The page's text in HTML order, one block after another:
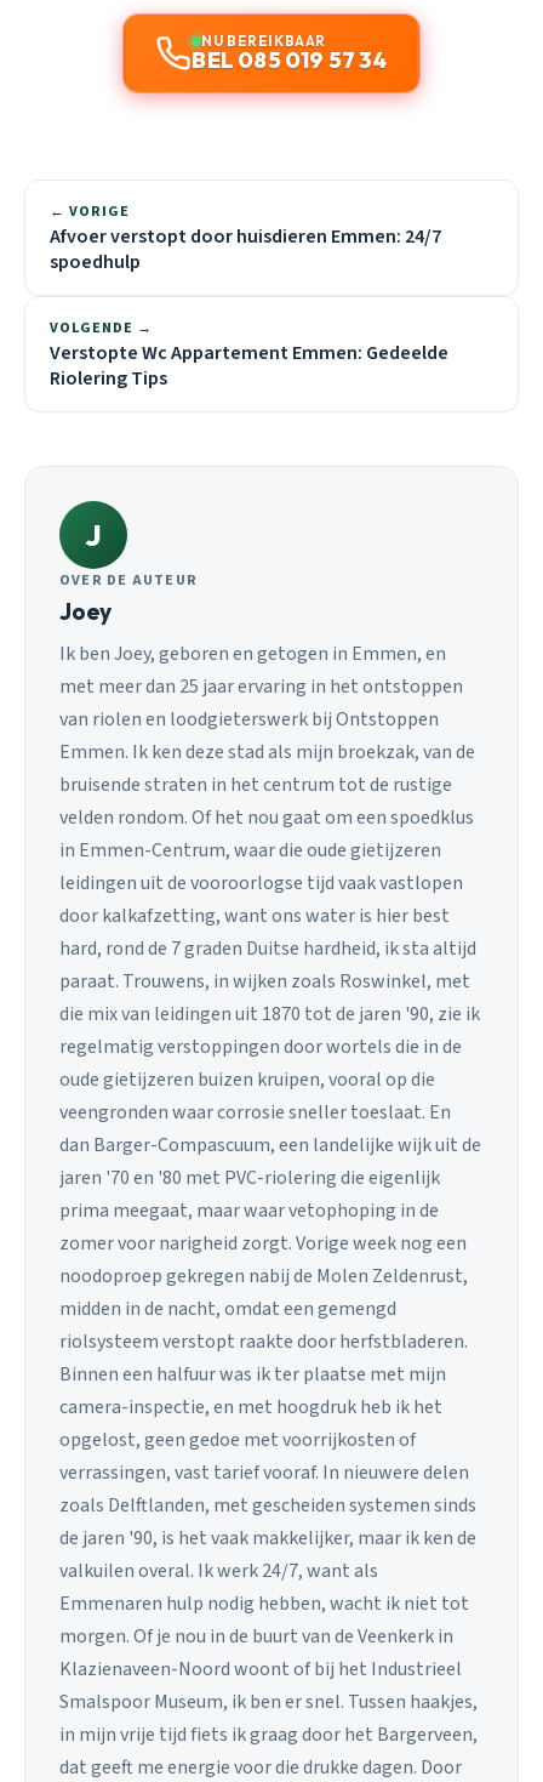
NU BEREIKBAAR
BEL 085 019 57 34
← VORIGE
Afvoer verstopt door huisdieren Emmen: 24/7
spoedhulp
VOLGENDE →
Verstopte Wc Appartement Emmen: Gedeelde
Riolering Tips
J
OVER DE AUTEUR
Joey
Ik ben Joey, geboren en getogen in Emmen, en
met meer dan 25 jaar ervaring in het ontstoppen
van riolen en loodgieterswerk bij Ontstoppen
Emmen. Ik ken deze stad als mijn broekzak, van de
bruisende straten in het centrum tot de rustige
velden rondom. Of het nou gaat om een spoedklus
in Emmen-Centrum, waar die oude gietijzeren
leidingen uit de vooroorlogse tijd vaak vastlopen
door kalkafzetting, want ons water is hier best
hard, rond de 7 graden Duitse hardheid, ik sta altijd
paraat. Trouwens, in wijken zoals Roswinkel, met
die mix van leidingen uit 1870 tot de jaren '90, zie ik
regelmatig verstoppingen door wortels die in de
oude gietijzeren buizen kruipen, vooral op die
veengronden waar corrosie sneller toeslaat. En
dan Barger-Compascuum, een landelijke wijk uit de
jaren '70 en '80 met PVC-riolering die eigenlijk
prima meegaat, maar waar vetophoping in de
zomer voor narigheid zorgt. Vorige week nog een
noodoproep gekregen nabij de Molen Zeldenrust,
midden in de nacht, omdat een gemengd
riolsysteem verstopt raakte door herfstbladeren.
Binnen een halfuur was ik ter plaatse met mijn
camera-inspectie, en met hoogdruk heb ik het
opgelost, geen gedoe met voorrijkosten of
verrassingen, vast tarief vooraf. In nieuwere delen
zoals Delftlanden, met gescheiden systemen sinds
de jaren '90, is het vaak makkelijker, maar ik ken de
valkuilen overal. Ik werk 24/7, want als
Emmenaren hulp nodig hebben, wacht ik niet tot
morgen. Of je nou in de buurt van de Veenkerk in
Klazienaveen-Noord woont of bij het Industrieel
Smalspoor Museum, ik ben er snel. Tussen haakjes,
in mijn vrije tijd fiets ik graag door het Bargerveen,
dat geeft me energie voor die drukke dagen. Door